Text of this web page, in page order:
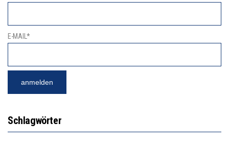
E-MAIL*
Schlagwörter